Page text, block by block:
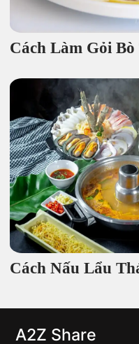
Cách Làm Gỏi
Cách Nấu Lẩu
A2Z Share